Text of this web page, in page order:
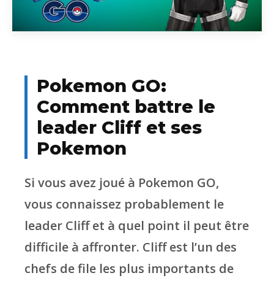
Pokemon GO:
Comment battre le
leader Cliff et ses
Pokemon
Si vous avez joué à Pokemon GO,
vous connaissez probablement le
leader Cliff et à quel point il peut être
difficile à affronter. Cliff est l’un des
chefs de file les plus importants de